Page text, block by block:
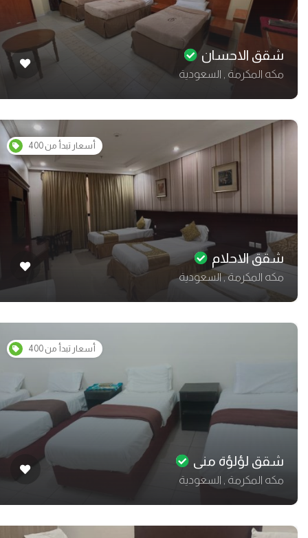
شقق الاحسان
مكه المكرمة , السعودية
أسعار تبدأ من 400
شقق الاحلام
مكه المكرمة , السعودية
أسعار تبدأ من 400
شقق لؤلؤة منى
مكه المكرمة , السعودية